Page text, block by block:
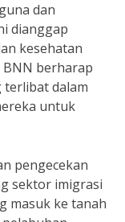
dan
dianggap
kesehatan
BNN berharap
terlibat dalam
untuk
pengecekan
sektor imigrasi
masuk ke tanah